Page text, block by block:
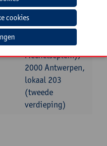
Universiteit
Antwerpen,
Boogkeers 5 (aan
Mechelseplein),
2000 Antwerpen,
lokaal 203
(tweede
verdieping)